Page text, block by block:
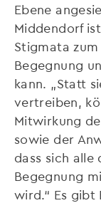
Ebene
Middendorf
Stigmata
Begegnung
kann. „Statt
vertreiben,
Mitwirkung
sowie der
dass sich
Begegnung
wird.“ Es gibt